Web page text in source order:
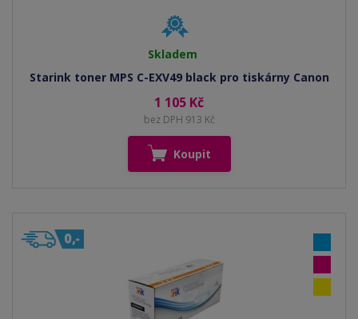
Skladem
Starink toner MPS C-EXV49 black pro tiskárny Canon
1 105 Kč
bez DPH 913 Kč
Koupit